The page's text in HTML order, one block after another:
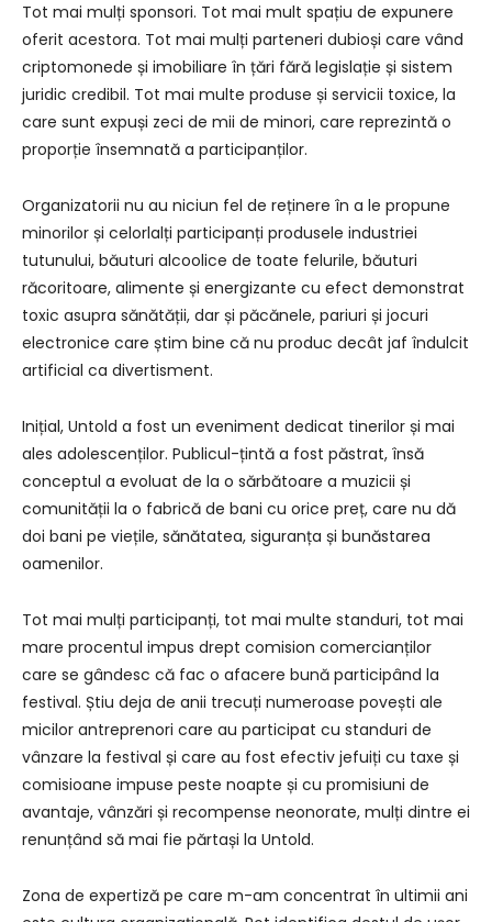
Tot mai mulți sponsori. Tot mai mult spațiu de expunere
oferit acestora. Tot mai mulți parteneri dubioși care vând
criptomonede și imobiliare în țări fără legislație și sistem
juridic credibil. Tot mai multe produse și servicii toxice, la
care sunt expuși zeci de mii de minori, care reprezintă o
proporție însemnată a participanților.
Organizatorii nu au niciun fel de reținere în a le propune
minorilor și celorlalți participanți produsele industriei
tutunului, băuturi alcoolice de toate felurile, băuturi
răcoritoare, alimente și energizante cu efect demonstrat
toxic asupra sănătății, dar și păcănele, pariuri și jocuri
electronice care știm bine că nu produc decât jaf îndulcit
artificial ca divertisment.
Inițial, Untold a fost un eveniment dedicat tinerilor și mai
ales adolescenților. Publicul-țintă a fost păstrat, însă
conceptul a evoluat de la o sărbătoare a muzicii și
comunității la o fabrică de bani cu orice preț, care nu dă
doi bani pe viețile, sănătatea, siguranța și bunăstarea
oamenilor.
Tot mai mulți participanți, tot mai multe standuri, tot mai
mare procentul impus drept comision comercianților
care se gândesc că fac o afacere bună participând la
festival. Știu deja de anii trecuți numeroase povești ale
micilor antreprenori care au participat cu standuri de
vânzare la festival și care au fost efectiv jefuiți cu taxe și
comisioane impuse peste noapte și cu promisiuni de
avantaje, vânzări și recompense neonorate, mulți dintre ei
renunțând să mai fie părtași la Untold.
Zona de expertiză pe care m-am concentrat în ultimii ani